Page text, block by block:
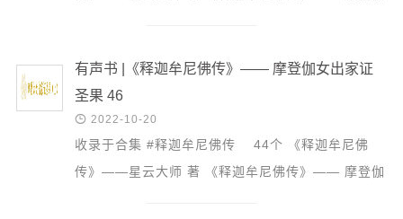
有声书 |《释迦牟尼佛传》—— 摩登伽女出家证
圣果 46
 2022-10-20
收录于合集 #释迦牟尼佛传 44个 《释迦牟尼佛
传》——星云大师 著 《释迦牟尼佛传》—— 摩登伽